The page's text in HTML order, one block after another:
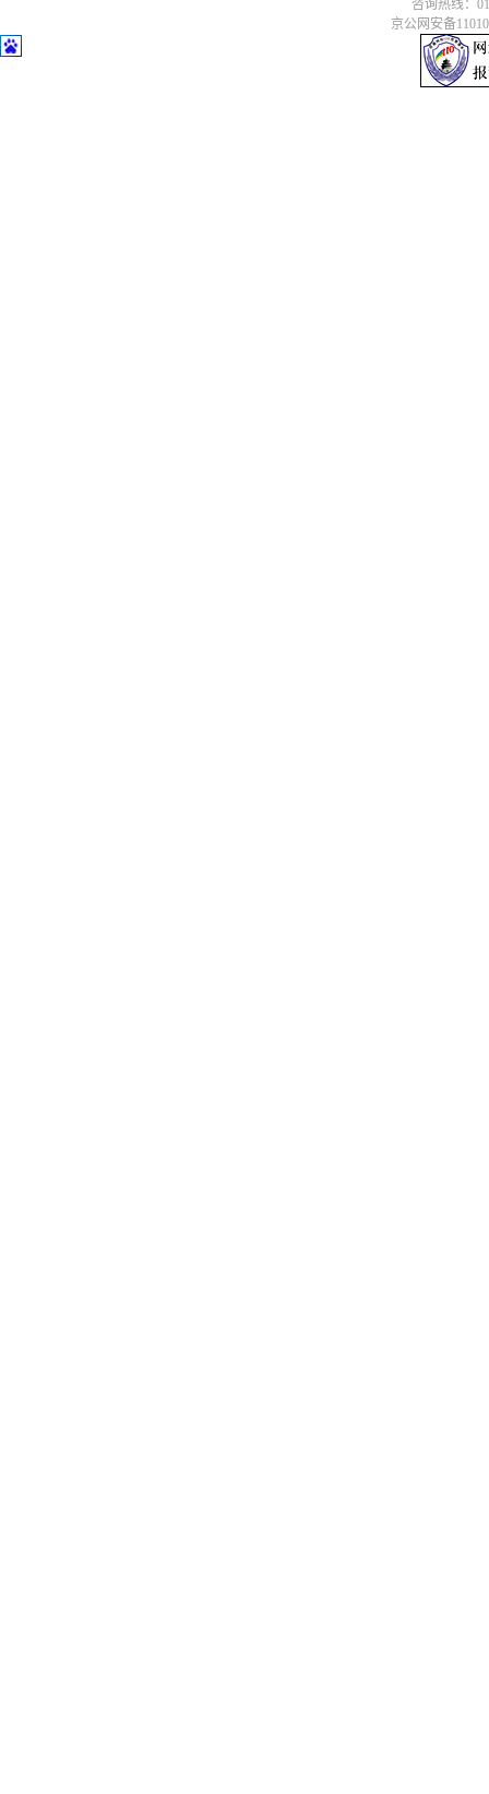
咨询热线：
京公网安备